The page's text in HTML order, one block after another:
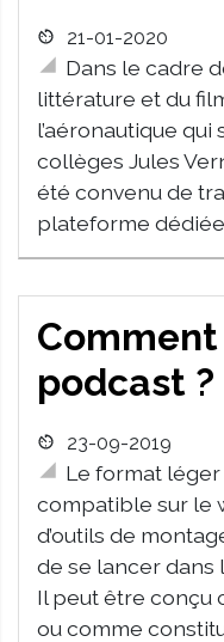
21-01-2020
Dans le cadre
littérature et du
l’aéronautique
collèges Jules
été convenu de
plateforme
podcast ?
23-09-2019
Le format léger
compatible sur le
d’outils de
de se lancer dans
Il peut être conçu
ou comme